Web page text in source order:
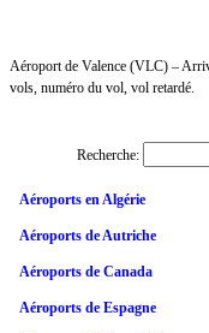
Aéroport de Valence (VLC) –
vols, numéro du vol, vol retardé.
Recherche:
Aéroports en Algérie
Aéroports de Autriche
Aéroports de Canada
Aéroports de Espagne